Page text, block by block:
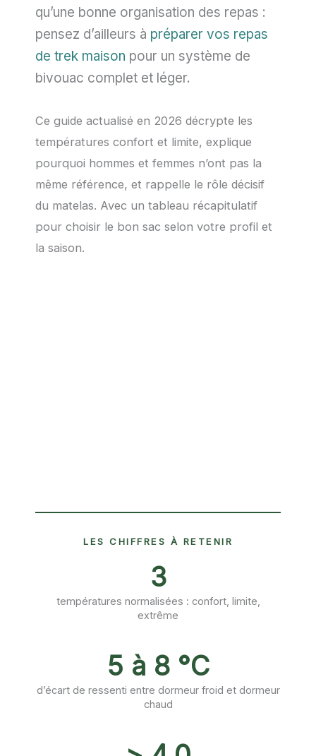
qu’une bonne organisation des repas :
pensez d’ailleurs à préparer vos repas
de trek maison pour un système de
bivouac complet et léger.
Ce guide actualisé en 2026 décrypte les
températures confort et limite, explique
pourquoi hommes et femmes n’ont pas la
même référence, et rappelle le rôle décisif
du matelas. Avec un tableau récapitulatif
pour choisir le bon sac selon votre profil et
la saison.
LES CHIFFRES À RETENIR
3
températures normalisées : confort, limite,
extrême
5 à 8 °C
d’écart de ressenti entre dormeur froid et dormeur
chaud